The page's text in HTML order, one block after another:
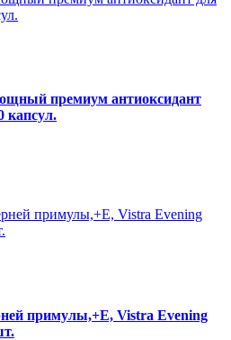
премиум антиоксидант
капсул.
примулы,+Е, Vistra Evening